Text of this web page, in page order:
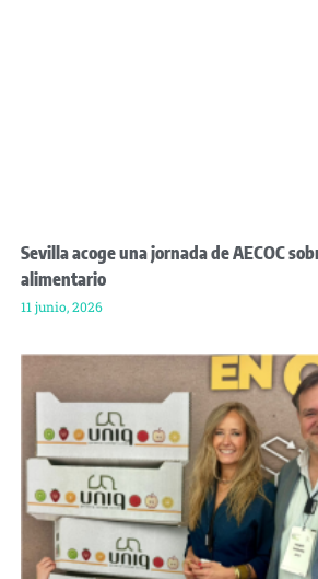
Sevilla acoge una jornada de AECOC
alimentario
11 junio, 2026